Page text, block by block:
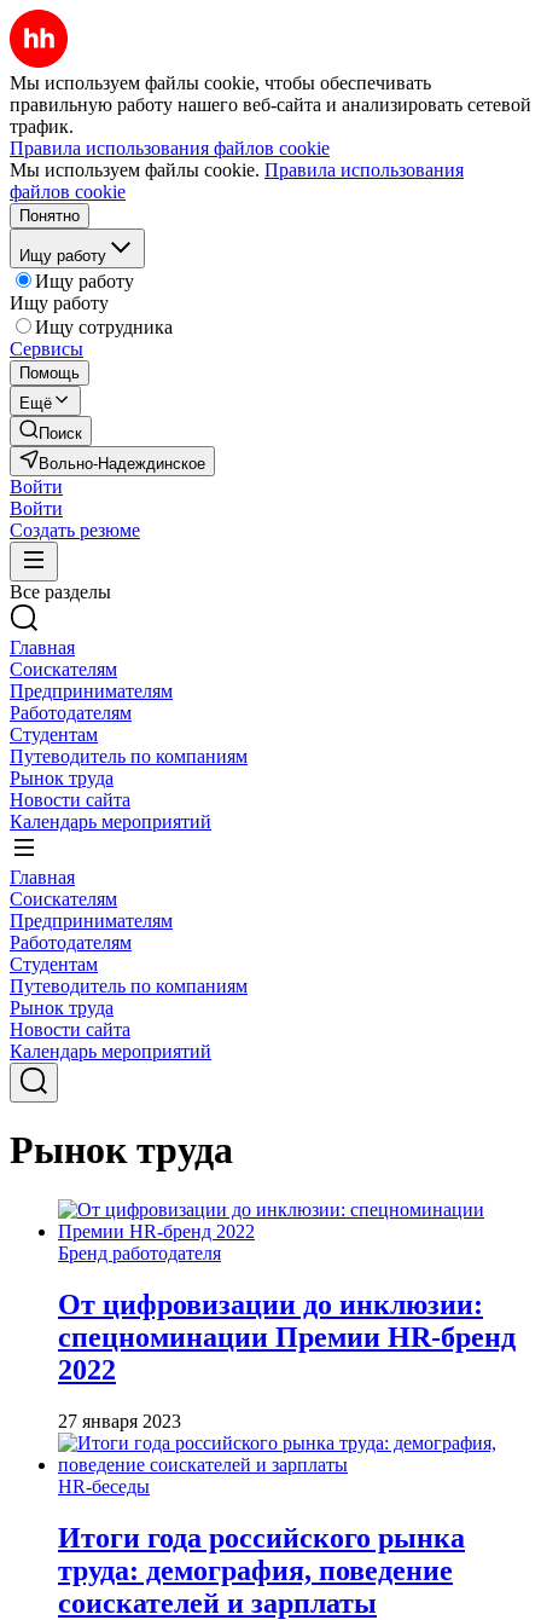
Мы используем файлы cookie, чтобы обеспечивать
правильную работу нашего веб-сайта и анализировать сетевой
трафик.
Правила использования файлов cookie
Мы используем файлы cookie. Правила использования
файлов cookie
Понятно
Ищу работу
Ищу работу
Ищу работу
Ищу сотрудника
Сервисы
Помощь
Ещё
Поиск
Вольно-Надеждинское
Войти
Войти
Создать резюме
Все разделы
Главная
Соискателям
Предпринимателям
Работодателям
Студентам
Путеводитель по компаниям
Рынок труда
Новости сайта
Календарь мероприятий
Главная
Соискателям
Предпринимателям
Работодателям
Студентам
Путеводитель по компаниям
Рынок труда
Новости сайта
Календарь мероприятий
Рынок труда
Бренд работодателя
От цифровизации до инклюзии:
спецноминации Премии HR-бренд
2022
27 января 2023
HR-беседы
Итоги года российского рынка
труда: демография, поведение
соискателей и зарплаты